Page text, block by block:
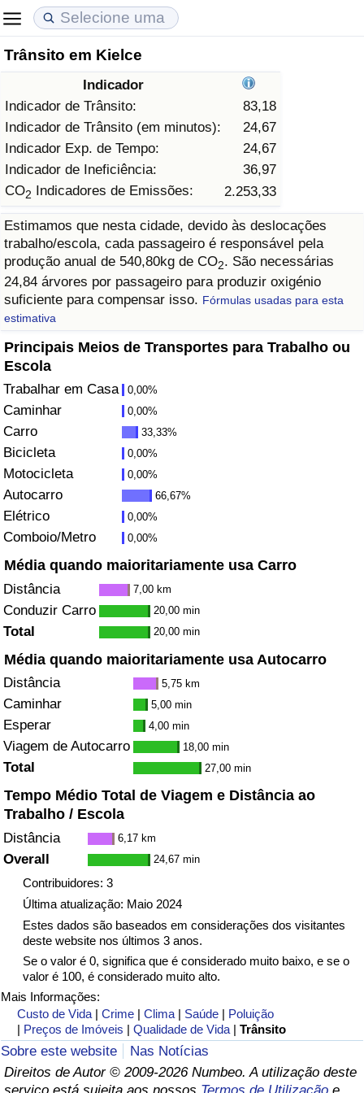
Trânsito em Kielce
Indicador
Indicador de Trânsito:
83,18
Indicador de Trânsito (em minutos):
24,67
Indicador Exp. de Tempo:
24,67
Indicador de Ineficiência:
36,97
CO2 Indicadores de Emissões: 2.253,33
Estimamos que nesta cidade, devido às deslocações
trabalho/escola, cada passageiro é responsável pela
produção anual de 540,80kg de CO2. São necessárias
24,84 árvores por passageiro para produzir oxigénio
suficiente para compensar isso. Fórmulas usadas para esta
estimativa
Principais Meios de Transportes para Trabalho ou
Escola
Trabalhar em Casa 0,00%
Caminhar 0,00%
Carro 33,33%
Bicicleta 0,00%
Motocicleta 0,00%
Autocarro 66,67%
Elétrico 0,00%
Comboio/Metro 0,00%
Média quando maioritariamente usa Carro
Distância 7,00 km
Conduzir Carro 20,00 min
Total 20,00 min
Média quando maioritariamente usa Autocarro
Distância 5,75 km
Caminhar 5,00 min
Esperar 4,00 min
Viagem de Autocarro 18,00 min
Total 27,00 min
Tempo Médio Total de Viagem e Distância ao
Trabalho / Escola
Distância 6,17 km
Overall 24,67 min
Contribuidores: 3
Última atualização: Maio 2024
Estes dados são baseados em considerações dos visitantes
deste website nos últimos 3 anos.
Se o valor é 0, significa que é considerado muito baixo, e se o
valor é 100, é considerado muito alto.
Mais Informações:
Custo de Vida |Crime |Clima | Saúde | Poluição
| Preços de Imóveis |Qualidade de Vida |Trânsito
Sobre este website
Nas Notícias
Direitos de Autor © 2009-2026 Numbeo. A utilização deste
Custo de Vida
Indicador de Custo de Vida (Atual)
Indicador de Custo de Vida
Indicador de Custo de Vida Por País
em Aqaba
Preços de Imóveis
Indicador de Preços de Imóveis (Atual)
Indicador de Preços de Imóveis
Indicador de Preços de Imóveis por País
Qualidade de Vida
Indicador de Qualidade de Vida
Indicador de Qualidade de Vida (Atual)
Índice de qualidade de vida por país
Crime
Taxa do Indicador de Crime (Atual)
Indicador de Crime
Índice de criminalidade por país
Saúde
Indicador de Saúde (Atual)
Indicador de Saúde
Indicador de Saúde por País
Poluição
Indicador de Poluição (Atual)
Índice de poluição
Indicador de Poluição por País
Trânsito
Indicador de Trânsito
Indicador de Trânsito (Atual)
Indicador de Trânsito por País